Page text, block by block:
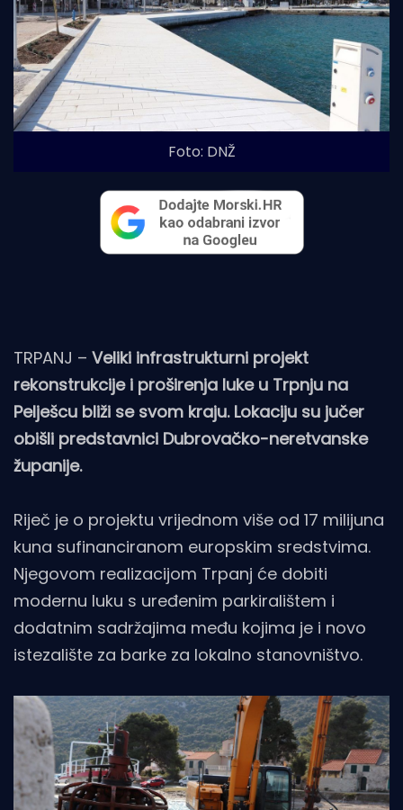
Foto: DNŽ
TRPANJ – Veliki infrastrukturni projekt
rekonstrukcije i proširenja luke u Trpnju na
Pelješcu bliži se svom kraju. Lokaciju su jučer
obišli predstavnici Dubrovačko-neretvanske
županije.
Riječ je o projektu vrijednom više od 17 milijuna
kuna sufinanciranom europskim sredstvima.
Njegovom realizacijom Trpanj će dobiti
modernu luku s uređenim parkiralištem i
dodatnim sadržajima među kojima je i novo
istezalište za barke za lokalno stanovništvo.